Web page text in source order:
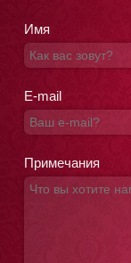
Имя
E-mail
Примечания